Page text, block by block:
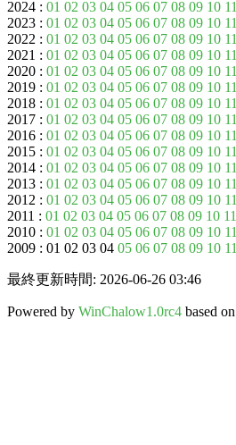
2024 : 01 02 03 04 05 06 07 08 09 10 11
2023 : 01 02 03 04 05 06 07 08 09 10 11
2022 : 01 02 03 04 05 06 07 08 09 10 11
2021 : 01 02 03 04 05 06 07 08 09 10 11
2020 : 01 02 03 04 05 06 07 08 09 10 11
2019 : 01 02 03 04 05 06 07 08 09 10 11
2018 : 01 02 03 04 05 06 07 08 09 10 11
2017 : 01 02 03 04 05 06 07 08 09 10 11
2016 : 01 02 03 04 05 06 07 08 09 10 11
2015 : 01 02 03 04 05 06 07 08 09 10 11
2014 : 01 02 03 04 05 06 07 08 09 10 11
2013 : 01 02 03 04 05 06 07 08 09 10 11
2012 : 01 02 03 04 05 06 07 08 09 10 11
2011 : 01 02 03 04 05 06 07 08 09 10 11
2010 : 01 02 03 04 05 06 07 08 09 10 11
2009 : 01 02 03 04 05 06 07 08 09 10 11
最終更新時間: 2026-06-26 03:46
Powered by WinChalow1.0rc4 based on